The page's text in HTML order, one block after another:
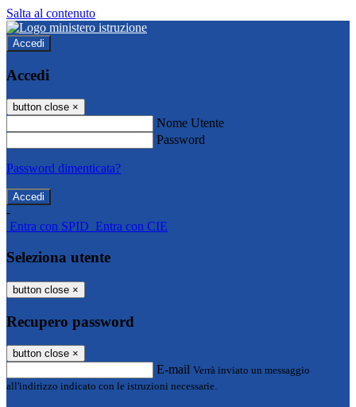
Salta al contenuto
Accedi
Accedi
button close ×
Nome Utente
Password
Password dimenticata?
-
Entra con SPID Entra con CIE
Seleziona utente
button close ×
Recupero password
button close ×
E-mail Verrà inviato un messaggio
all'indirizzo indicato con le istruzioni necessarie.